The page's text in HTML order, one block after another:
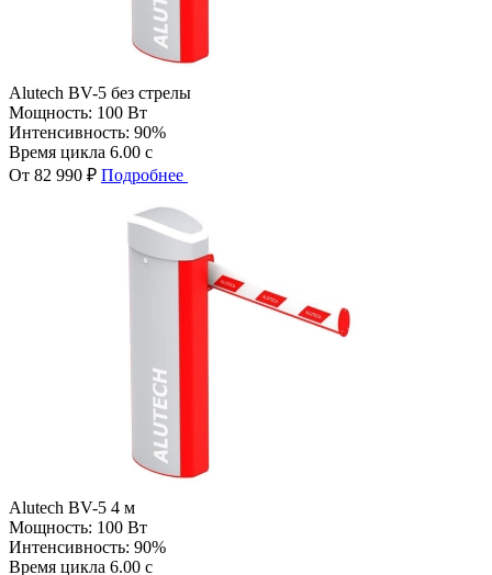
Alutech BV-5 без стрелы
Мощность: 100 Вт
Интенсивность: 90%
Время цикла 6.00 с
От 82 990 ₽ Подробнее
Alutech BV-5 4 м
Мощность: 100 Вт
Интенсивность: 90%
Время цикла 6.00 с